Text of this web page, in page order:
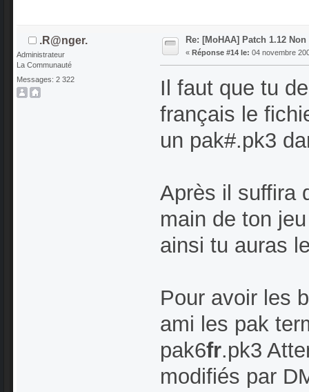
.R@nger.
Administrateur
La Communauté
Messages: 2 322
Re: [MoHAA] Patch 1.12
« Réponse #14 le: 04 novembre
Il faut que tu
français le
un pak#.pk3
Après il suffira
main de ton
ainsi tu auras
Pour avoir les
ami les pak
pak6fr.pk3
modifiés par